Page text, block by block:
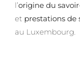
l’origine du
et prestations de
au Luxembourg.